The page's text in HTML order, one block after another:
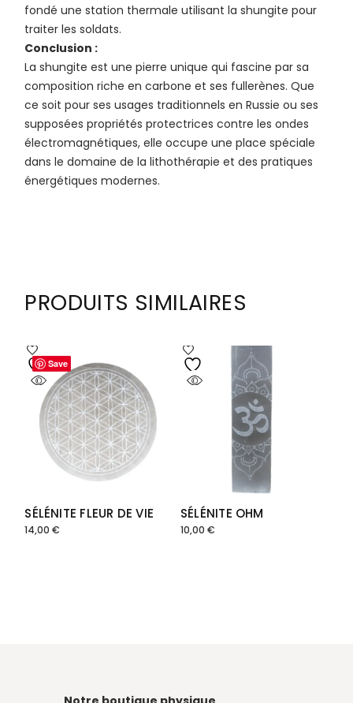
fondé une station thermale utilisant la shungite pour
traiter les soldats.
Conclusion :
La shungite est une pierre unique qui fascine par sa
composition riche en carbone et ses fullerènes. Que
ce soit pour ses usages traditionnels en Russie ou ses
supposées propriétés protectrices contre les ondes
électromagnétiques, elle occupe une place spéciale
dans le domaine de la lithothérapie et des pratiques
énergétiques modernes.
PRODUITS SIMILAIRES
Save
SÉLÉNITE FLEUR DE VIE
14,00€
Save
SÉLÉNITE OHM
10,00 €